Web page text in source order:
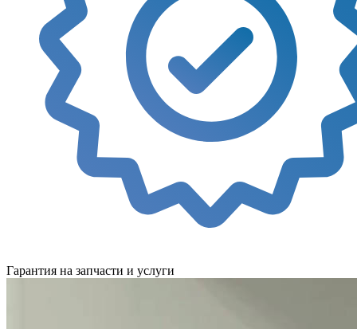
Гарантия на запчасти и услуги